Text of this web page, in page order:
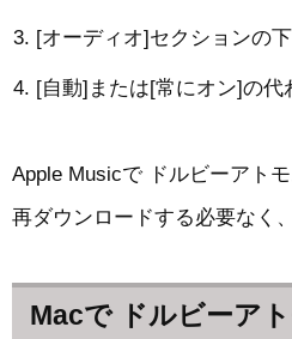
[オーディオ]セクションの
[自動]または[常にオン]の代
Apple Musicで ドルビーアト
再ダウンロードする必要なく
Macで ドルビーア